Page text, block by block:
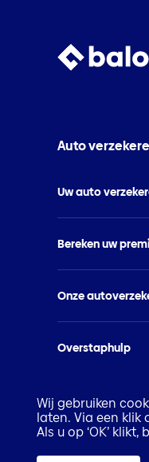
Wij gebruiken
laten. Via een klik
Als u op ‘OK’
Auto
Uw auto
Bereken uw
Onze
Overstaphulp